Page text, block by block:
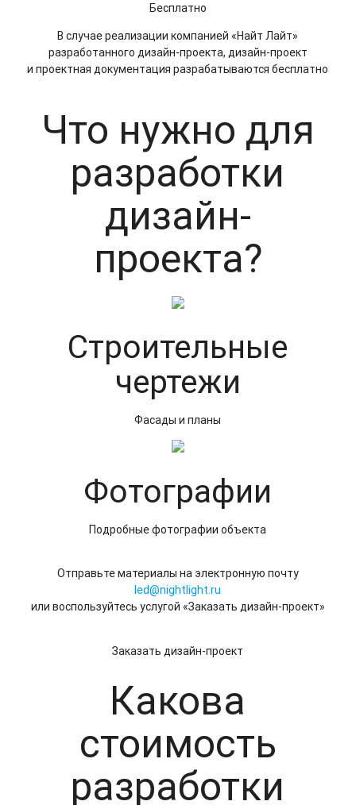
Бесплатно
В случае реализации компанией «Найт Лайт»
разработанного дизайн-проекта, дизайн-проект
и проектная документация разрабатываются бесплатно
Что нужно для
разработки
дизайн-
проекта?
Строительные
чертежи
Фасады и планы
Фотографии
Подробные фотографии объекта
Отправьте материалы на электронную почту
led@nightlight.ru
или воспользуйтесь услугой «Заказать дизайн-проект»
Заказать дизайн-проект
Какова
стоимость
разработки